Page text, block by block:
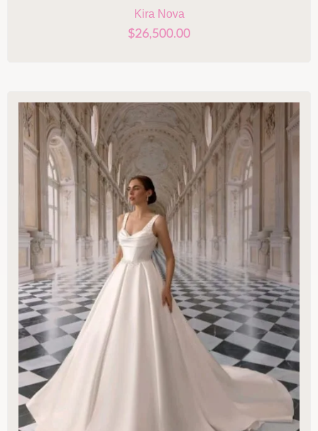
Kira Nova
$26,500.00